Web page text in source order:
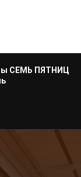
СЕМЬ ПЯТНИЦ